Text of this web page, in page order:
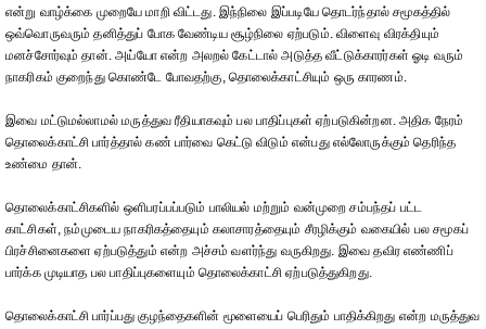
என்று வாழ்க்கை முறையே மாறி விட்டது. இந்நிலை இப்படியே தொடர்ந்தால் சமூகத்தில்
ஒவ்வொருவரும் தனித்துப் போக வேண்டிய சூழ்நிலை ஏற்படும். விளைவு விரக்தியும்
மனச்சோர்வும் தான். அய்யோ என்ற அலறல் கேட்டால் அடுத்த வீட்டுக்காரர்கள் ஓடி வரும்
நாகரிகம் குறைந்து கொண்டே போவதற்கு, தொலைக்காட்சியும் ஒரு காரணம்.
இவை மட்டுமல்லாமல் மருத்துவ ரீதியாகவும் பல பாதிப்புகள் ஏற்படுகின்றன. அதிக நேரம்
தொலைக்காட்சி பார்த்தால் கண் பார்வை கெட்டு விடும் என்பது எல்லோருக்கும் தெரிந்த
உண்மை தான்.
தொலைக்காட்சிகளில் ஒளிபரப்பப்படும் பாலியல் மற்றும் வன்முறை சம்பந்தப் பட்ட
காட்சிகள், நம்முடைய நாகரிகத்தையும் கலாசாரத்தையும் சீரழிக்கும் வகையில் பல சமூகப்
பிரச்சினைகளை ஏற்படுத்தும் என்ற அச்சம் வளர்ந்து வருகிறது. இவை தவிர எண்ணிப்
பார்க்க முடியாத பல பாதிப்புகளையும் தொலைக்காட்சி ஏற்படுத்துகிறது.
தொலைக்காட்சி பார்ப்பது குழந்தைகளின் மூளையைப் பெரிதும் பாதிக்கிறது என்ற மருத்துவ